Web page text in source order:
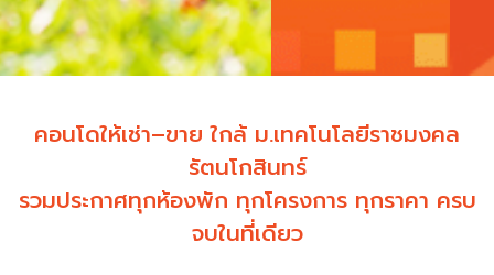
คอนโดให้เช่า–ขาย ใกล้ ม.เทคโนโลยีราชมงคล
รัตนโกสินทร์
รวมประกาศทุกห้องพัก ทุกโครงการ ทุกราคา ครบ
จบในที่เดียว